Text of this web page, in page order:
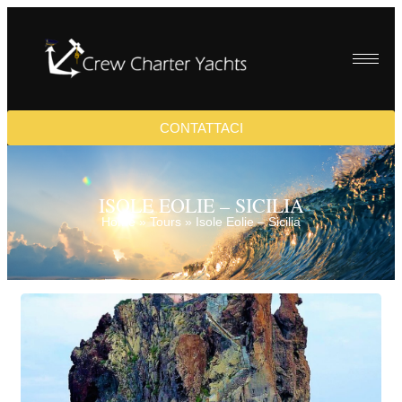
CONTATTACI
ISOLE EOLIE – SICILIA
Home»Tours » Isole Eolie – Sicilia